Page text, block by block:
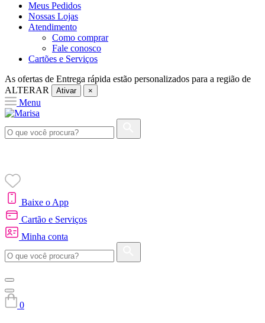
Meus Pedidos
Nossas Lojas
Atendimento
Como comprar
Fale conosco
Cartões e Serviços
As ofertas de Entrega rápida estão personalizados para a região de
ALTERAR
Ativar ×
Menu
Baixe o App
Cartão e Serviços
Minha conta
0